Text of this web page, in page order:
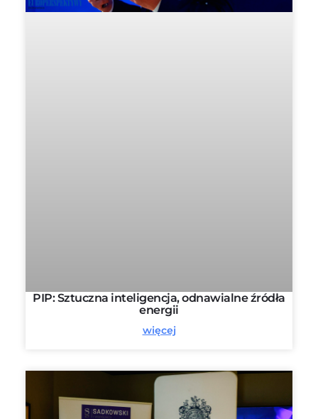
PIP: Sztuczna inteligencja, odnawialne źródła
energii
więcej